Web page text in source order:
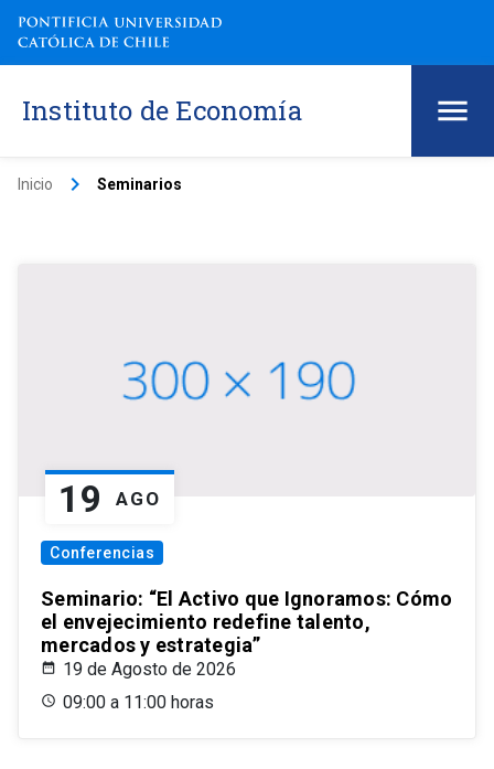
Instituto de Economía
Inicio keyboard_arrow_right Seminarios
19 AGO
Conferencias
Seminario: “El Activo que Ignoramos: Cómo
el envejecimiento redefine talento,
mercados y estrategia”
19 de Agosto de 2026
09:00 a 11:00 horas